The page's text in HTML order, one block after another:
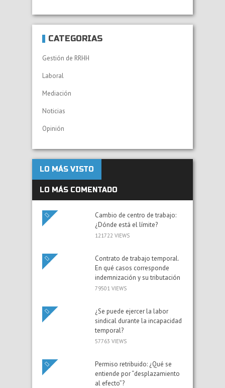
CATEGORÍAS
Gestión de RRHH
Laboral
Mediación
Noticias
Opinión
LO MÁS VISTO
LO MÁS COMENTADO
Cambio de centro de trabajo:
¿Dónde está el límite?
121722 VIEWS
Contrato de trabajo temporal.
En qué casos corresponde
indemnización y su tributación
79501 VIEWS
¿Se puede ejercer la labor
sindical durante la incapacidad
temporal?
57763 VIEWS
Permiso retribuido: ¿Qué se
entiende por “desplazamiento
al efecto”?